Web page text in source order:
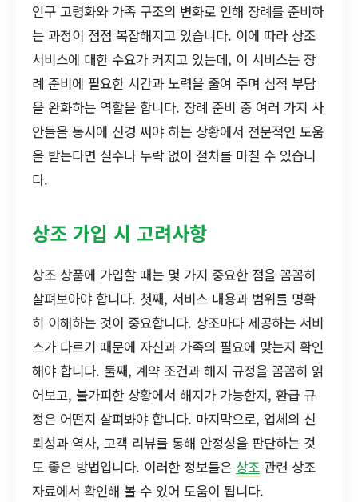
인구 고령화와 가족 구조의 변화로 인해 장례를 준비하
는 과정이 점점 복잡해지고 있습니다. 이에 따라 상조
서비스에 대한 수요가 커지고 있는데, 이 서비스는 장
례 준비에 필요한 시간과 노력을 줄여 주며 심적 부담
을 완화하는 역할을 합니다. 장례 준비 중 여러 가지 사
안들을 동시에 신경 써야 하는 상황에서 전문적인 도움
을 받는다면 실수나 누락 없이 절차를 마칠 수 있습니
다.
상조 가입 시 고려사항
상조 상품에 가입할 때는 몇 가지 중요한 점을 꼼꼼히
살펴보아야 합니다. 첫째, 서비스 내용과 범위를 명확
히 이해하는 것이 중요합니다. 상조마다 제공하는 서비
스가 다르기 때문에 자신과 가족의 필요에 맞는지 확인
해야 합니다. 둘째, 계약 조건과 해지 규정을 꼼꼼히 읽
어보고, 불가피한 상황에서 해지가 가능한지, 환급 규
정은 어떤지 살펴봐야 합니다. 마지막으로, 업체의 신
뢰성과 역사, 고객 리뷰를 통해 안정성을 판단하는 것
도 좋은 방법입니다. 이러한 정보들은 상조 관련 상조
자료에서 확인해 볼 수 있어 도움이 됩니다.